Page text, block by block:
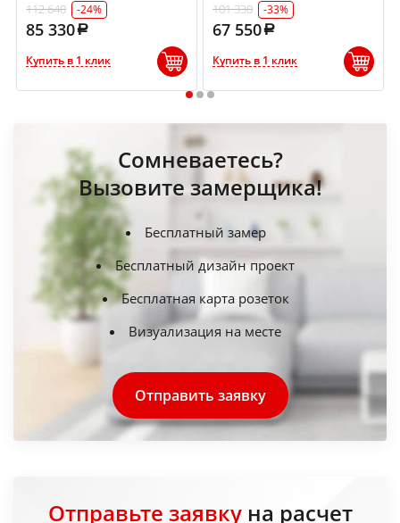
112 640
-24%
85 330
Купить в 1 клик
101 330
-33%
67 550
Купить в 1 клик
1 2 3
Сомневаетесь?
Вызовите замерщика!
Бесплатный замер
Бесплатный дизайн проект
Бесплатная карта розеток
Визуализация на месте
Отправить заявку
Отправьте заявкуна расчет